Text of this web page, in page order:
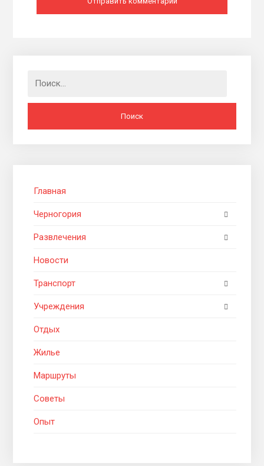
Главная
Черногория
Развлечения
Новости
Транспорт
Учреждения
Отдых
Жилье
Маршруты
Советы
Опыт